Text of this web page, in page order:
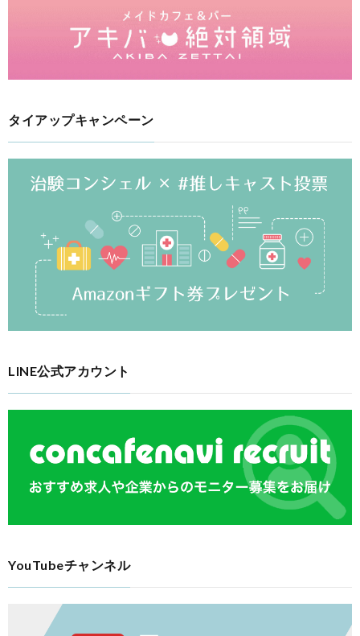
タイアップキャンペーン
LINE公式アカウント
YouTubeチャンネル